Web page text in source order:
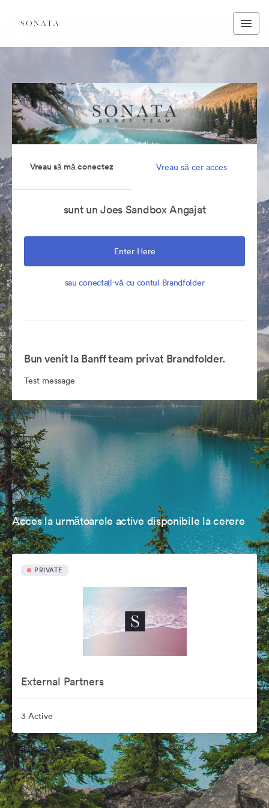
Vreau să mă conectez Vreau să cer acces
sunt un Joes Sandbox Angajat
Enter Here
sau conectați-vă cu contul Brandfolder
Bun venit la Banff team privat Brandfolder.
Test message
Acces la următoarele active disponibile la cerere
PRIVATE
External Partners
3 Active